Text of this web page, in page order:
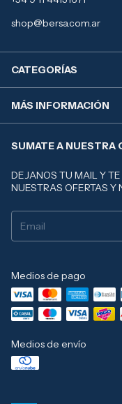
shop@bersa.com.ar
CATEGORÍAS
MÁS INFORMACIÓN
SUMATE A NUESTRA
DEJANOS TU MAIL Y
NUESTRAS OFERTAS Y
Medios de pago
Medios de envío